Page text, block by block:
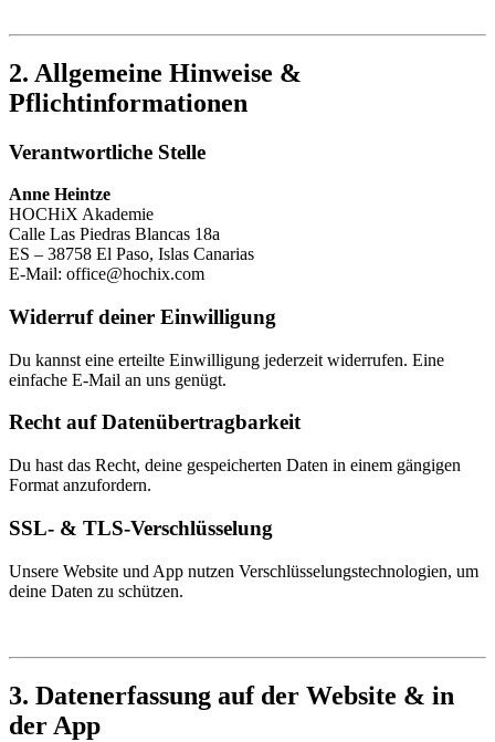
2. Allgemeine Hinweise &
Pflichtinformationen
Verantwortliche Stelle
Anne Heintze
HOCHiX Akademie
Calle Las Piedras Blancas 18a
ES – 38758 El Paso, Islas Canarias
E-Mail: office@hochix.com
Widerruf deiner Einwilligung
Du kannst eine erteilte Einwilligung jederzeit widerrufen. Eine
einfache E-Mail an uns genügt.
Recht auf Datenübertragbarkeit
Du hast das Recht, deine gespeicherten Daten in einem gängigen
Format anzufordern.
SSL- & TLS-Verschlüsselung
Unsere Website und App nutzen Verschlüsselungstechnologien, um
deine Daten zu schützen.
3. Datenerfassung auf der Website & in
der App